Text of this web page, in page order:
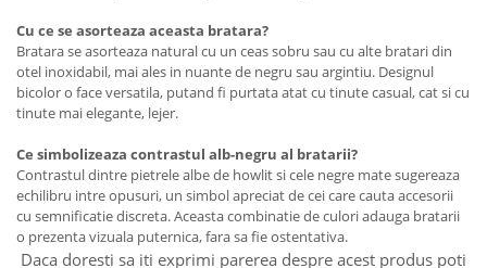
Cu ce se asorteaza aceasta bratara?
Bratara se asorteaza natural cu un ceas sobru sau cu alte bratari din
otel inoxidabil, mai ales in nuante de negru sau argintiu. Designul
bicolor o face versatila, putand fi purtata atat cu tinute casual, cat si cu
tinute mai elegante, lejer.
Ce simbolizeaza contrastul alb-negru al bratarii?
Contrastul dintre pietrele albe de howlit si cele negre mate sugereaza
echilibru intre opusuri, un simbol apreciat de cei care cauta accesorii
cu semnificatie discreta. Aceasta combinatie de culori adauga bratarii
o prezenta vizuala puternica, fara sa fie ostentativa.
Daca doresti sa iti exprimi parerea despre acest produs poti